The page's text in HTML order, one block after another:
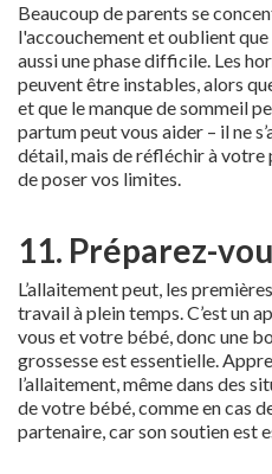
Beaucoup de parents se
l'accouchement et oublient
aussi une phase difficile. Les
peuvent être instables, alors
et que le manque de sommeil
partum peut vous aider – il ne
détail, mais de réfléchir à
de poser vos limites.
11. Préparez-
L’allaitement peut, les
travail à plein temps. C’est un
vous et votre bébé, donc une
grossesse est essentielle.
l’allaitement, même dans des
de votre bébé, comme en cas
partenaire, car son soutien est